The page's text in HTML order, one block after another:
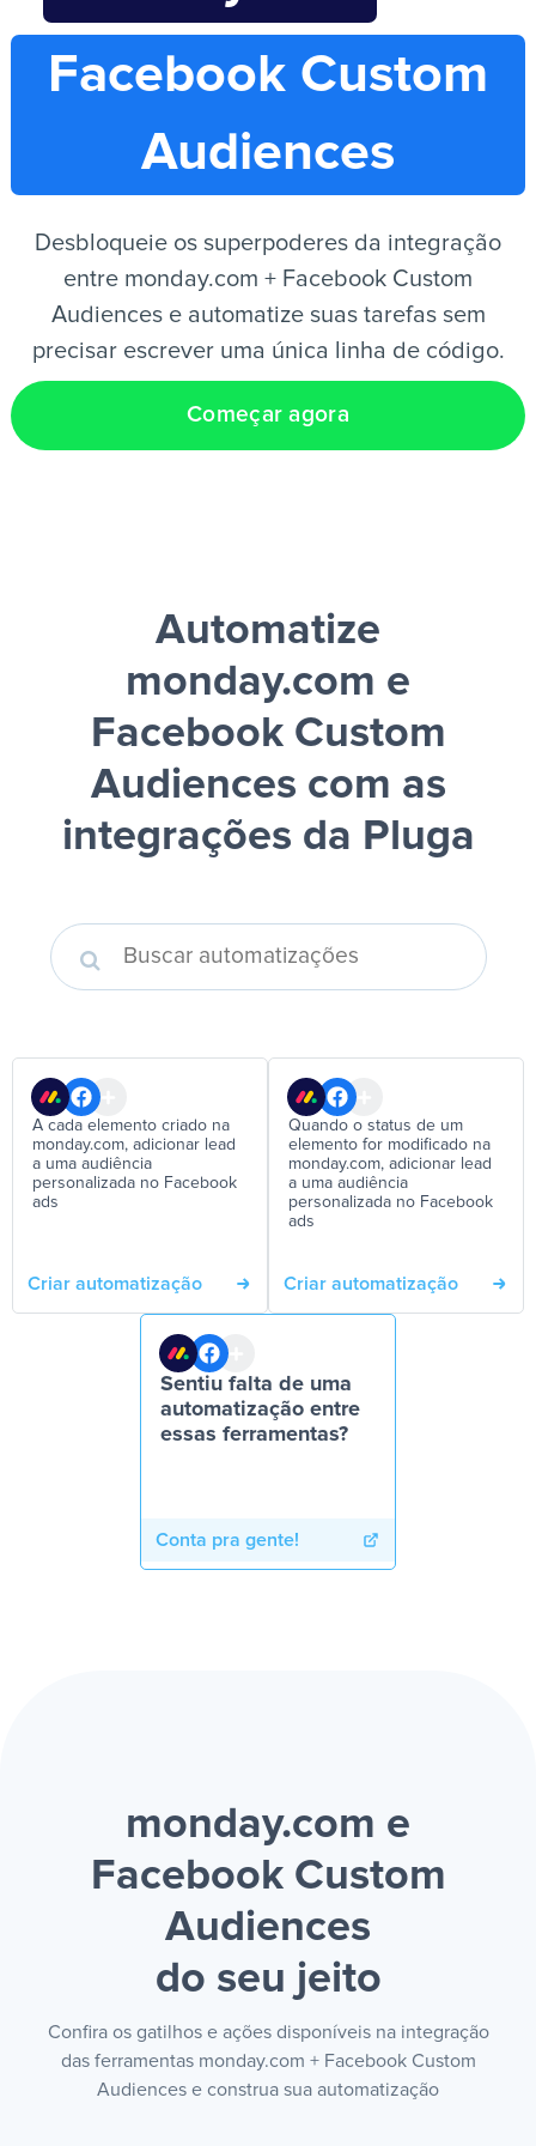
PT
Facebook Custom
Audiences
Desbloqueie os superpoderes da integração
entre monday.com + Facebook Custom
Audiences e automatize suas tarefas sem
precisar escrever uma única linha de código.
Começar agora
Automatize
monday.com e
Facebook Custom
Audiences com as
integrações da Pluga
A cada elemento criado na
monday.com, adicionar lead
a uma audiência
personalizada no Facebook
ads
Criar automatização
Quando o status de um
elemento for modificado na
monday.com, adicionar lead
a uma audiência
personalizada no Facebook
ads
Criar automatização
Sentiu falta de uma
automatização entre
essas ferramentas?
Conta pra gente!
monday.com e
Facebook Custom
Audiences
do seu jeito
Confira os gatilhos e ações disponíveis na integração
das ferramentas monday.com + Facebook Custom
Audiences e construa sua automatização